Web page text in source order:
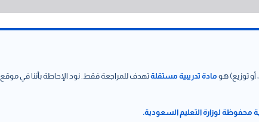
أو توزيع) هو مادة تدريبية مستقلةتهدف للمراجعة فقط. نود الإحاطة بأننا في موقع
محفوظة لوزارة التعليم السعودية.